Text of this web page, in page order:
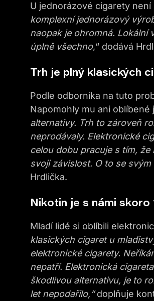
U jednorázové cigarety
komplexní jednorázový
naopak je ohromná. Lokální
úplně všechno,“ dodává
Trh je plný klasických
Podle odborníka na tuto
Napomohly mu ani
alternativy. Trh to zároveň
neprodávaly. Elektronické
celou dobu pracuje s tím,
svoji závislost. O to se
Hrdlička.
Nikotin je s námi skoro
Mladí lidé si oblíbili
klasických cigaret u
elektronické cigarety.
nepatří. Elektronická
škodlivou alternativu, je to
let nepodařilo,“doplňuje